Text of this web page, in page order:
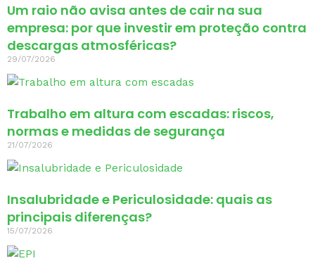
Um raio não avisa antes de cair na sua
empresa: por que investir em proteção contra
descargas atmosféricas?
29/07/2026
Trabalho em altura com escadas: riscos,
normas e medidas de segurança
21/07/2026
Insalubridade e Periculosidade: quais as
principais diferenças?
15/07/2026